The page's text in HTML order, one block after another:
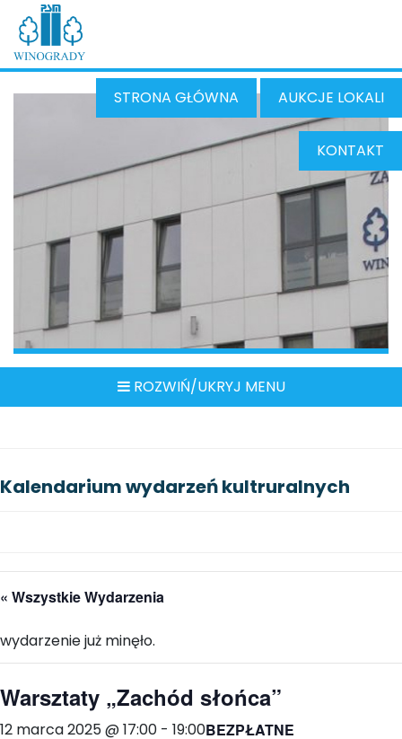
STRONA GŁÓWNA AUKCJE LOKALI
KONTAKT
ROZWIŃ/UKRYJ MENU
Kalendarium wydarzeń kultruralnych
« Wszystkie Wydarzenia
wydarzenie już minęło.
Warsztaty „Zachód słońca”
12 marca 2025 @ 17:00 - 19:00BEZPŁATNE